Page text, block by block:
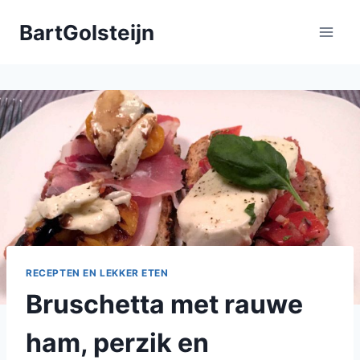
naarBartGolsteijn
RECEPTEN EN LEKKER ETEN
Bruschetta met rauwe
ham, perzik en